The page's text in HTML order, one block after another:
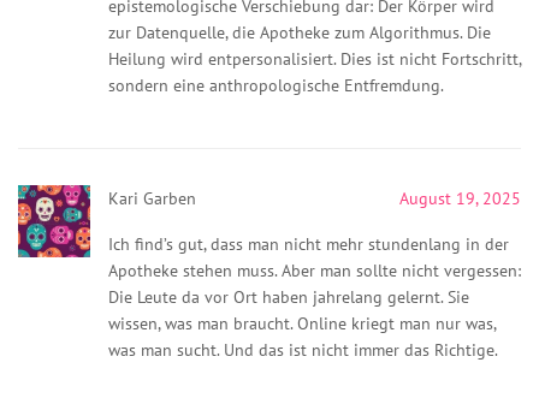
epistemologische Verschiebung dar: Der Körper wird
zur Datenquelle, die Apotheke zum Algorithmus. Die
Heilung wird entpersonalisiert. Dies ist nicht Fortschritt,
sondern eine anthropologische Entfremdung.
Kari Garben August 19, 2025
Ich find’s gut, dass man nicht mehr stundenlang in der
Apotheke stehen muss. Aber man sollte nicht vergessen:
Die Leute da vor Ort haben jahrelang gelernt. Sie
wissen, was man braucht. Online kriegt man nur was,
was man sucht. Und das ist nicht immer das Richtige.